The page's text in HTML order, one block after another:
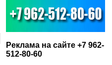
Реклама на сайте +7 962-
512-80-60